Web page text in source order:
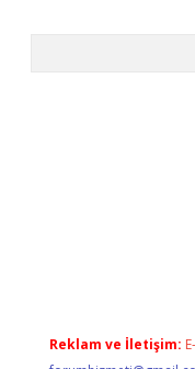
Reklam ve İletişim: